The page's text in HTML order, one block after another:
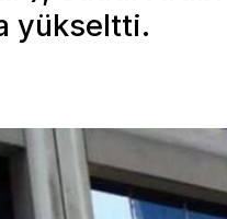
yükseltti.